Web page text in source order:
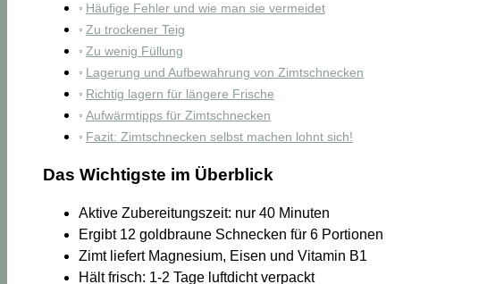
Häufige Fehler und wie man sie vermeidet
Zu trockener Teig
Zu wenig Füllung
Lagerung und Aufbewahrung von Zimtschnecken
Richtig lagern für längere Frische
Aufwärmtipps für Zimtschnecken
Fazit: Zimtschnecken selbst machen lohnt sich!
Das Wichtigste im Überblick
Aktive Zubereitungszeit: nur 40 Minuten
Ergibt 12 goldbraune Schnecken für 6 Portionen
Zimt liefert Magnesium, Eisen und Vitamin B1
Hält frisch: 1-2 Tage luftdicht verpackt